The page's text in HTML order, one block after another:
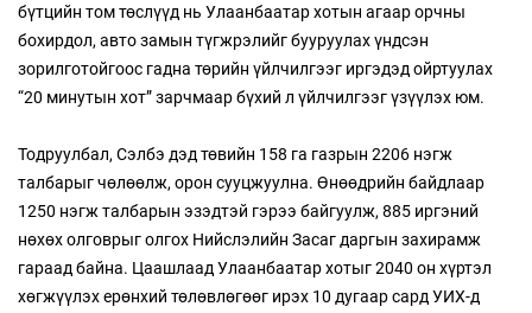
бүтцийн том төслүүд нь Улаанбаатар хотын агаар орчны
бохирдол, авто замын түгжрэлийг бууруулах үндсэн
зорилготойгоос гадна төрийн үйлчилгээг иргэдэд ойртуулах
“20 минутын хот” зарчмаар бүхий л үйлчилгээг үзүүлэх юм.
Тодруулбал, Сэлбэ дэд төвийн 158 га газрын 2206 нэгж
талбарыг чөлөөлж, орон сууцжуулна. Өнөөдрийн байдлаар
1250 нэгж талбарын эзэдтэй гэрээ байгуулж, 885 иргэний
нөхөх олговрыг олгох Нийслэлийн Засаг даргын захирамж
гараад байна. Цаашлаад Улаанбаатар хотыг 2040 он хүртэл
хөгжүүлэх ерөнхий төлөвлөгөөг ирэх 10 дугаар сард УИХ-д